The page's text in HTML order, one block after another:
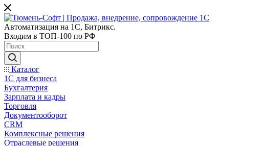
Автоматизация на 1С, Битрикс.
Входим в ТОП-100 по РФ
Каталог
1С для бизнеса
Бухгалтерия
Зарплата и кадры
Торговля
Документооборот
CRM
Комплексные решения
Отраслевые решения